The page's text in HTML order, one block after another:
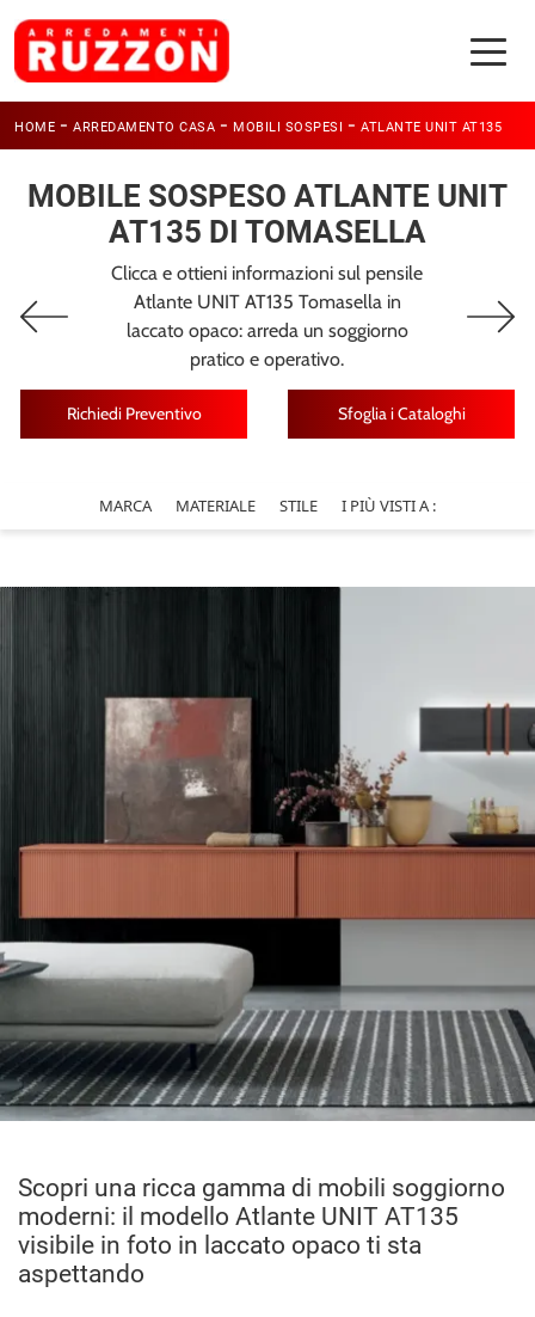
HOME - ARREDAMENTO CASA - MOBILI SOSPESI - ATLANTE UNIT AT135
MOBILE SOSPESO ATLANTE UNIT
AT135 DI TOMASELLA
Clicca e ottieni informazioni sul pensile
Atlante UNIT AT135 Tomasella in
laccato opaco: arreda un soggiorno
pratico e operativo.
Richiedi Preventivo Sfoglia i Cataloghi
MARCA MATERIALE STILE I PIÙ VISTI A :
Scopri una ricca gamma di mobili soggiorno
moderni: il modello Atlante UNIT AT135
visibile in foto in laccato opaco ti sta
aspettando